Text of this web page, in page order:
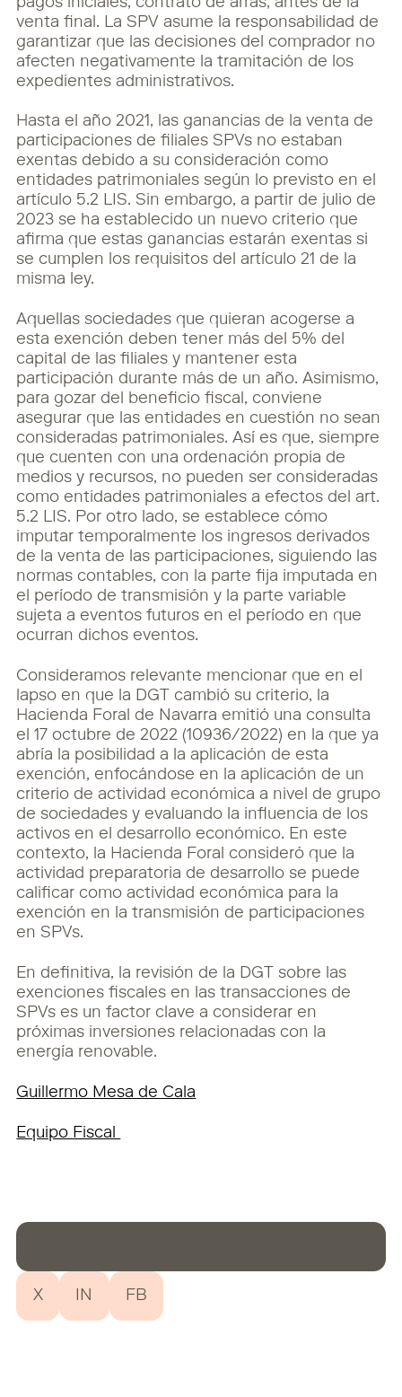
venta final. La SPV asume la responsabilidad de
garantizar que las decisiones del comprador no
afecten negativamente la tramitación de los
expedientes administrativos.
Hasta el año 2021, las ganancias de la venta de
participaciones de filiales SPVs no estaban
exentas debido a su consideración como
entidades patrimoniales según lo previsto en el
artículo 5.2 LIS. Sin embargo, a partir de julio de
2023 se ha establecido un nuevo criterio que
afirma que estas ganancias estarán exentas si
se cumplen los requisitos del artículo 21 de la
misma ley.
Aquellas sociedades que quieran acogerse a
esta exención deben tener más del 5% del
capital de las filiales y mantener esta
participación durante más de un año. Asimismo,
para gozar del beneficio fiscal, conviene
asegurar que las entidades en cuestión no sean
consideradas patrimoniales. Así es que, siempre
que cuenten con una ordenación propia de
medios y recursos, no pueden ser consideradas
como entidades patrimoniales a efectos del art.
5.2 LIS. Por otro lado, se establece cómo
imputar temporalmente los ingresos derivados
de la venta de las participaciones, siguiendo las
normas contables, con la parte fija imputada en
el período detransmisión y la parte variable
sujeta a eventos futuros en el período en que
ocurran dichoseventos.
Consideramos relevante mencionar que en el
lapso en que la DGT cambió su criterio, la
Hacienda Foral de Navarra emitió una consulta
el 17 octubre de 2022 (10936/2022) en la queya
abría la posibilidad a la aplicación de esta
exención, enfocándose en la aplicación de un
criterio de actividad económica a nivel de grupo
de sociedades y evaluando la influencia de los
activos en el desarrollo económico. En este
contexto, la Hacienda Foral consideró que la
actividad preparatoria de desarrollo se puede
calificar como actividad económica para la
exención en la transmisión de participaciones
en SPVs.
En definitiva, la revisión de la DGT sobre las
exenciones fiscales en las transacciones de
SPVses un factor clave a considerar en
próximas inversiones relacionadas con la
energía renovable.
Guillermo Mesa de Cala
Equipo Fiscal
X IN FB